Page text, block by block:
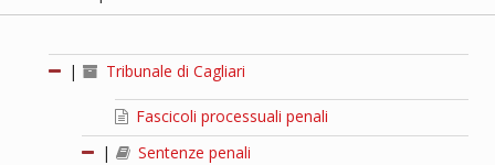
| Tribunale di Cagliari
Fascicoli processuali penali
|
Sentenze penali